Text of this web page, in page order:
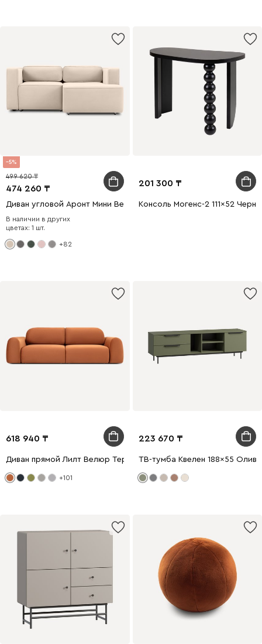
5
474 260
499 620
Диван угловой Аронт Мини Велюр Молочный
В наличии в других
цветах: 1 шт.
+82
201 300
Консоль Могенс-2 111x52
618 940
Диван прямой Лилт Велюр Терракотовый
+101
223 670
ТВ-тумба Квелен 188x55